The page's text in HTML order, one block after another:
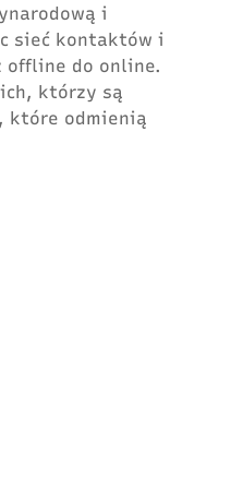
i
sieć kontaktów i
offline do online.
którzy są
które odmienią